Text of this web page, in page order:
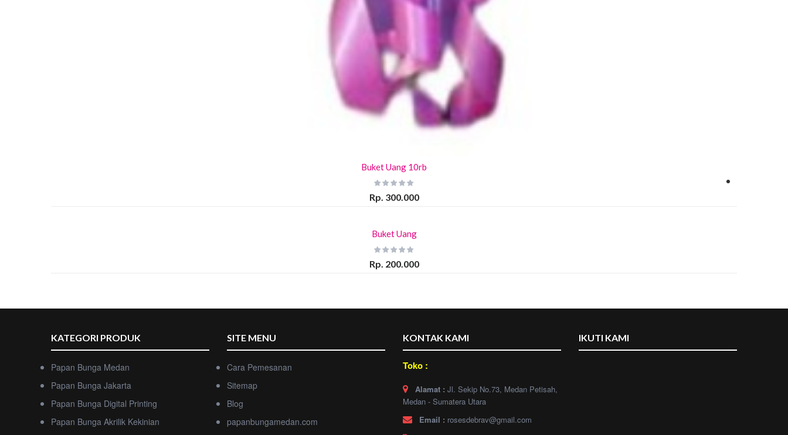
Buket Uang 10rb
Rp. 300.000
Buket Uang
Rp. 200.000
KATEGORI PRODUK
Papan Bunga Medan
Papan Bunga Jakarta
Papan Bunga Digital Printing
Papan Bunga Akrilik Kekinian
SITE MENU
Cara Pemesanan
Sitemap
Blog
papanbungamedan.com
KONTAK KAMI
Toko :
Alamat : Jl. Sekip No.73, Medan Petisah,
Medan - Sumatera Utara
Email : rosesdebrav@gmail.com
IKUTI KAMI